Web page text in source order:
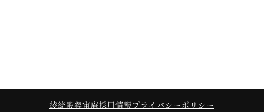
綾綺殿粲宙庵採用情報 プライバシーポリシー